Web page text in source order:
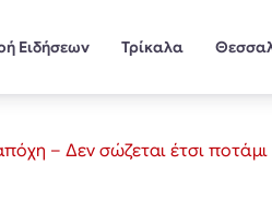
Ειδήσεων Τρίκαλα
– Δεν σώζεται έτσι ποτάμι